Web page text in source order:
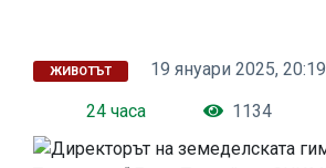
ЖИВОТЪТ
19 януари 2025, 20:19
24 часа
1134